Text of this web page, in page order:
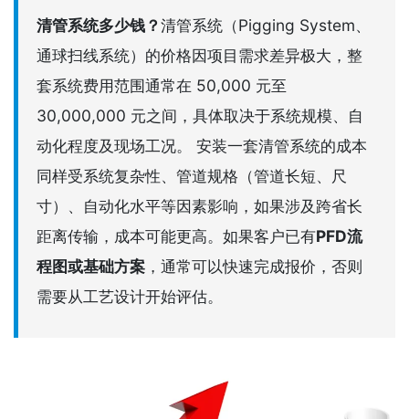
清管系统多少钱？清管系统（Pigging System、
通球扫线系统）的价格因项目需求差异极大，整
套系统费用范围通常在 50,000 元至
30,000,000 元之间，具体取决于系统规模、自
动化程度及现场工况。 安装一套清管系统的成本
同样受系统复杂性、管道规格（管道长短、尺
寸）、自动化水平等因素影响，如果涉及跨省长
距离传输，成本可能更高。如果客户已有PFD流
程图或基础方案 ，通常可以快速完成报价，否则
需要从工艺设计开始评估。